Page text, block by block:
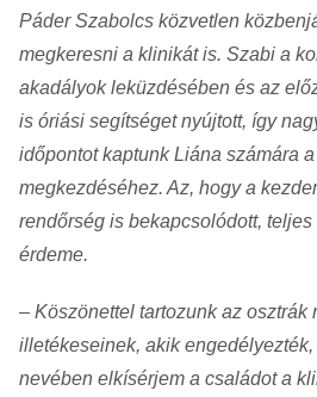
Páder Szabolcs közvetlen
megkeresni a klinikát is. Szabi a
akadályok leküzdésében és az
is óriási segítséget nyújtott, így
időpontot kaptunk Liána számára
megkezdéséhez. Az, hogy a
rendőrség is bekapcsolódott,
érdeme.
– Köszönettel tartozunk az osztrák
illetékeseinek, akik
nevében elkísérjem a családot a